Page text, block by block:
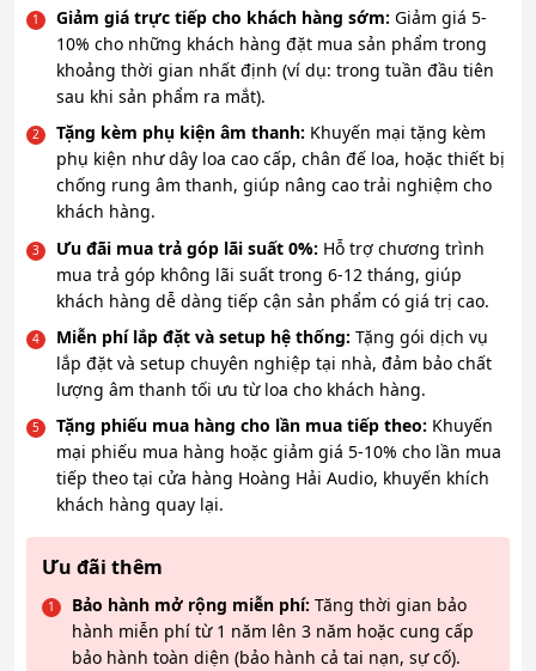
Giảm giá trực tiếp cho khách hàng sớm: Giảm giá 5-
10% cho những khách hàng đặt mua sản phẩm trong
khoảng thời gian nhất định (ví dụ: trong tuần đầu tiên
sau khi sản phẩm ra mắt).
Tặng kèm phụ kiện âm thanh: Khuyến mại tặng kèm
phụ kiện như dây loa cao cấp, chân đế loa, hoặc thiết bị
chống rung âm thanh, giúp nâng cao trải nghiệm cho
khách hàng.
Ưu đãi mua trả góp lãi suất 0%: Hỗ trợ chương trình
mua trả góp không lãi suất trong 6-12 tháng, giúp
khách hàng dễ dàng tiếp cận sản phẩm có giá trị cao.
Miễn phí lắp đặt và setup hệ thống: Tặng gói dịch vụ
lắp đặt và setup chuyên nghiệp tại nhà, đảm bảo chất
lượng âm thanh tối ưu từ loa cho khách hàng.
Tặng phiếu mua hàng cho lần mua tiếp theo: Khuyến
mại phiếu mua hàng hoặc giảm giá 5-10% cho lần mua
tiếp theo tại cửa hàng Hoàng Hải Audio, khuyến khích
khách hàng quay lại.
Ưu đãi thêm
Bảo hành mở rộng miễn phí: Tăng thời gian bảo
hành miễn phí từ 1 năm lên 3 năm hoặc cung cấp
bảo hành toàn diện (bảo hành cả tai nạn, sự cố).